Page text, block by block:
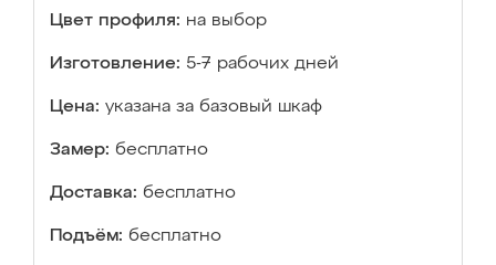
Цвет профиля: на выбор
Изготовление: 5-7 рабочих дней
Цена: указана за базовый шкаф
Замер: бесплатно
Доставка: бесплатно
Подъём: бесплатно